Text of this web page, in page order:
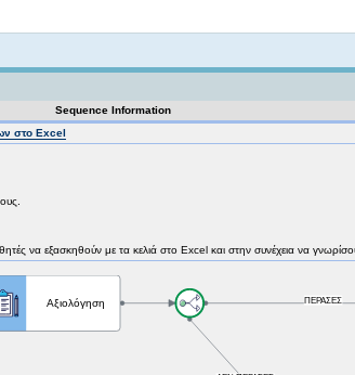
Sequence Information
στο Excel
να εξασκηθούν με τα κελιά στο Excel και στην συνέχεια να